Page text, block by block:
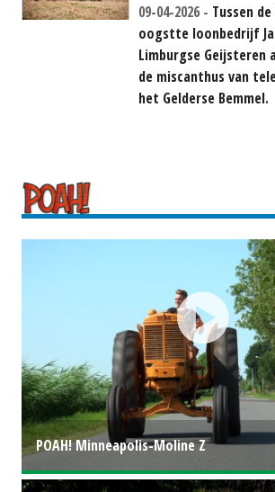
09-04-2026
Tussen
oogstte loonbedrijf
Limburgse Geijsteren
de miscanthus van
het Gelderse Bemmel.
POAH! Minneapolis-Moline Z